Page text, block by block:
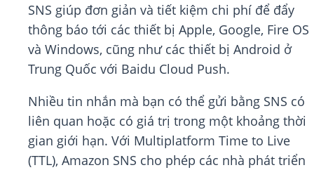
SNS giúp đơn giản và tiết kiệm chi phí để đẩy
thông báo tới các thiết bị Apple, Google, Fire OS
và Windows, cũng như các thiết bị Android ở
Trung Quốc với Baidu Cloud Push.
Nhiều tin nhắn mà bạn có thể gửi bằng SNS có
liên quan hoặc có giá trị trong một khoảng thời
gian giới hạn. Với Multiplatform Time to Live
(TTL), Amazon SNS cho phép các nhà phát triển